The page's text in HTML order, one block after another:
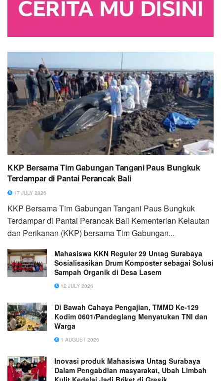
KKP Bersama Tim Gabungan Tangani Paus Bungkuk
Terdampar di Pantai Perancak Bali
17 JULY 2026
KKP Bersama Tim Gabungan Tangani Paus Bungkuk
Terdampar di Pantai Perancak Bali Kementerian Kelautan
dan Perikanan (KKP) bersama Tim Gabungan...
Mahasiswa KKN Reguler 29 Untag Surabaya
Sosialisasikan Drum Komposter sebagai Solusi
Sampah Organik di Desa Lasem
12 JULY 2026
Di Bawah Cahaya Pengajian, TMMD Ke-129
Kodim 0601/Pandeglang Menyatukan TNI dan
Warga
1 AUGUST 2026
Inovasi produk Mahasiswa Untag Surabaya
Dalam Pengabdian masyarakat, Ubah Limbah